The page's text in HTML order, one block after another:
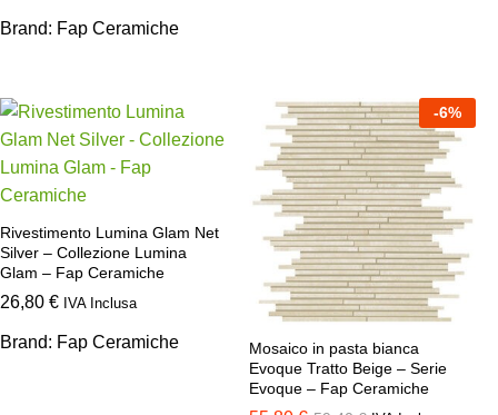
Brand: Fap Ceramiche
Rivestimento Lumina Glam Net
Silver – Collezione Lumina
Glam – Fap Ceramiche
26,80 € IVA Inclusa
Brand: Fap Ceramiche
-6%
Mosaico in pasta bianca
Evoque Tratto Beige – Serie
Evoque – Fap Ceramiche